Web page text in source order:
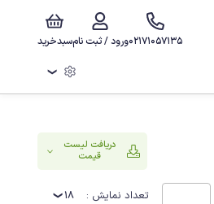
سبدخریدورود / ثبت نام02171057135
❯
دریافت لیست
قیمت
تعداد نمایش : 18